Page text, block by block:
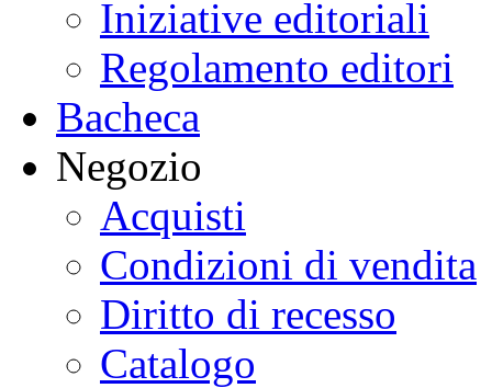
Iniziative editoriali
Regolamento editori
Bacheca
Negozio
Acquisti
Condizioni di vendita
Diritto di recesso
Catalogo